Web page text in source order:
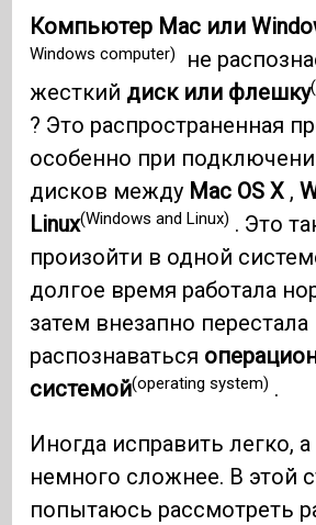
Компьютер Mac или
Windows computer)
не
жесткий диск или флешку
? Это распространенная
особенно при
дисков между Mac OS X ,
Linux(Windows and Linux) . Это
произойти в одной
долгое время работала
затем внезапно перестала
распознаваться
системой(operating system) .
Иногда исправить легко,
немного сложнее. В этой
попытаюсь рассмотреть